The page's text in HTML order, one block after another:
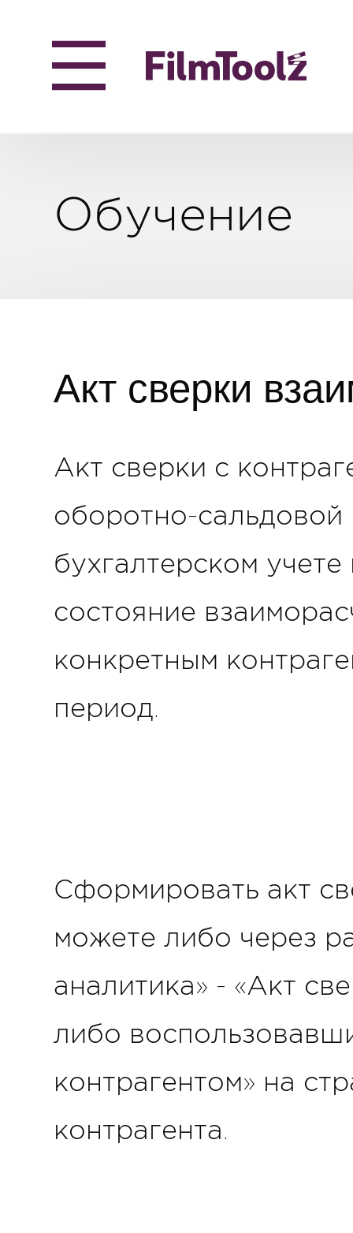
Обучение
Акт сверки
Акт сверки с
оборотно-сальдовой
бухгалтерском
состояние
конкретным
период.
Сформировать акт
можете либо через
аналитика» - «Акт
либо
контрагентом» на
контрагента.